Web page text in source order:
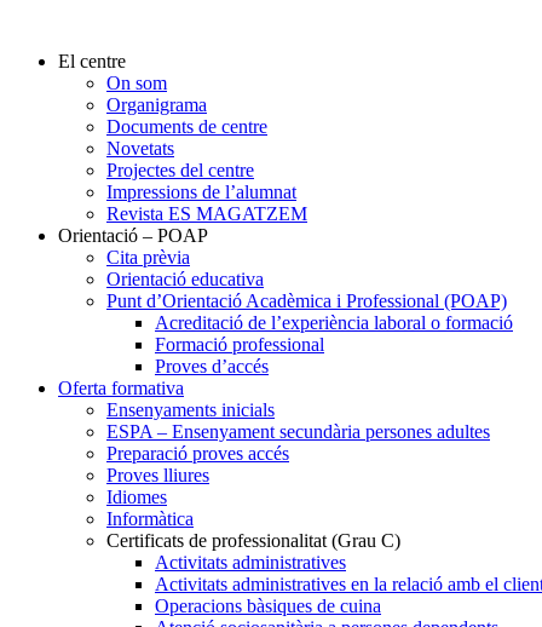
El centre
On som
Organigrama
Documents de centre
Novetats
Projectes del centre
Impressions de l’alumnat
Revista ES MAGATZEM
Orientació – POAP
Cita prèvia
Orientació educativa
Punt d’Orientació Acadèmica i Professional (POAP)
Acreditació de l’experiència laboral o formació
Formació professional
Proves d’accés
Oferta formativa
Ensenyaments inicials
ESPA – Ensenyament secundària persones adultes
Preparació proves accés
Proves lliures
Idiomes
Informàtica
Certificats de professionalitat (Grau C)
Activitats administratives
Activitats administratives en la relació amb el
Operacions bàsiques de cuina